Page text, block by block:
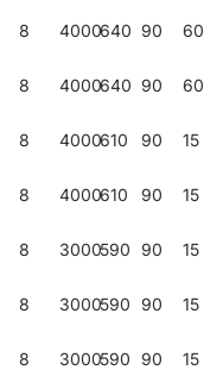
8 4000640 90 60
8 4000640 90 60
8 4000610 90 15
8 4000610 90 15
8 3000590 90 15
8 3000590 90 15
8 3000590 90 15